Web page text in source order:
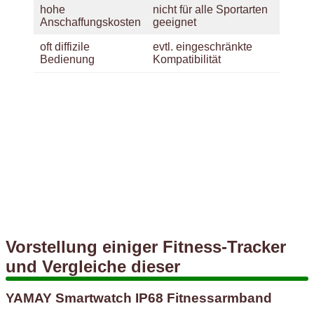
hohe
Anschaffungskosten
nicht für alle Sportarten
geeignet
oft diffizile
Bedienung
evtl. eingeschränkte
Kompatibilität
Vorstellung einiger Fitness-Tracker
und Vergleiche dieser
YAMAY Smartwatch IP68 Fitnessarmband